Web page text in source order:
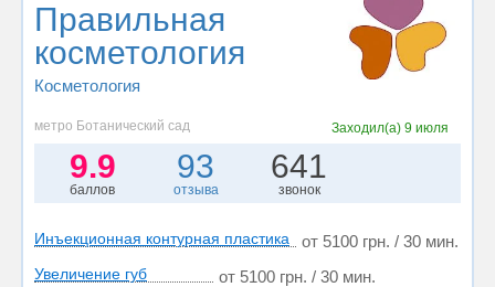
Правильная
косметология
Косметология
метро Ботанический сад Заходил(а) 9 июля
9.9
баллов
93
отзыва
641
звонок
Инъекционная контурная пластика от 5100 грн. / 30 мин.
Увеличение губ
от 5100 грн. / 30 мин.